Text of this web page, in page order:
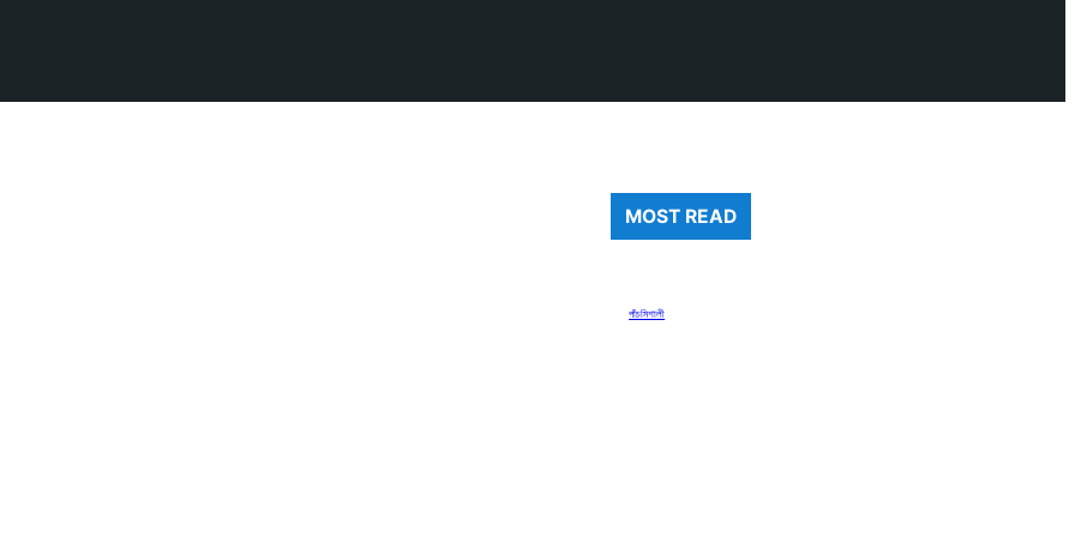
MOST READ
পাঁচমিশালী